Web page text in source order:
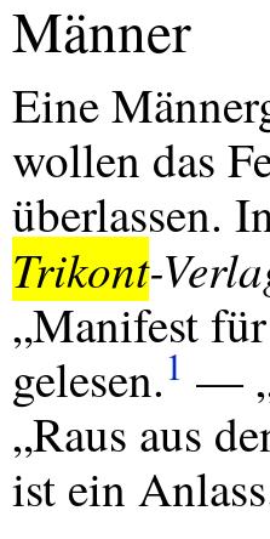
Männer
Eine
wollen das
überlassen.
Trikont-
„Manifest
gelesen.1 —
„Raus aus
ist ein